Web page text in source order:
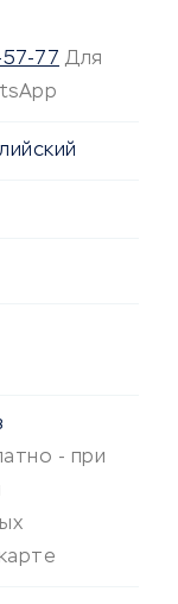
77 Для
- при